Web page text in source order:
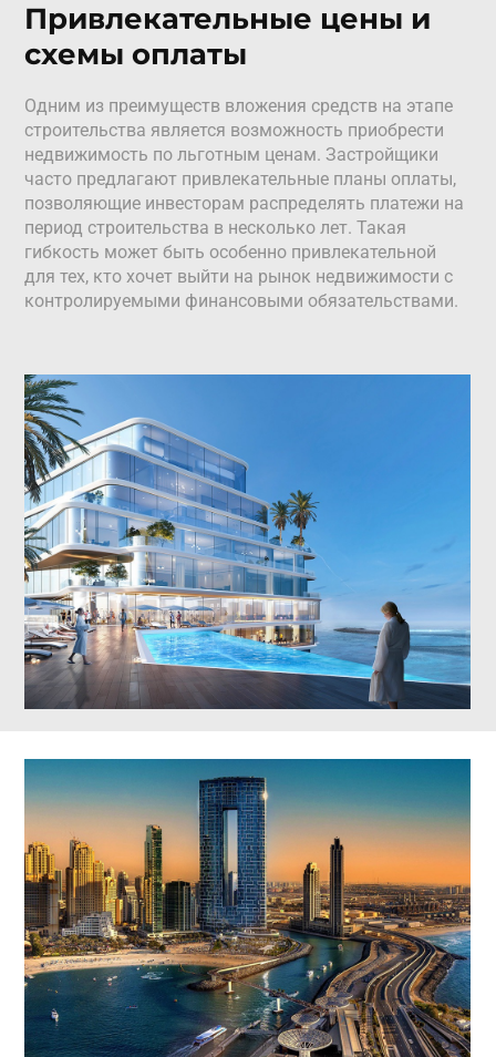
Привлекательные цены и
схемы оплаты
Одним из преимуществ вложения средств на этапе
строительства является возможность приобрести
недвижимость по льготным ценам. Застройщики
часто предлагают привлекательные планы оплаты,
позволяющие инвесторам распределять платежи на
период строительства в несколько лет. Такая
гибкость может быть особенно привлекательной
для тех, кто хочет выйти на рынок недвижимости с
контролируемыми финансовыми обязательствами.